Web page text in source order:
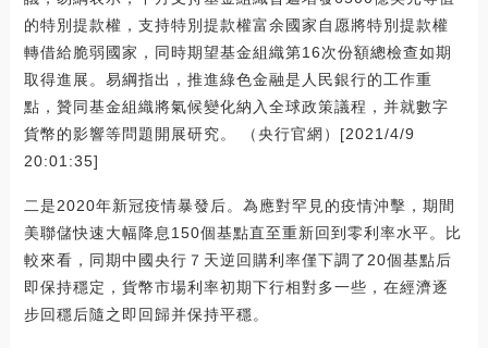
的特別提款權，支持特別提款權富余國家自愿將特別提款權
轉借給脆弱國家，同時期望基金組織第16次份額總檢查如期
取得進展。易綱指出，推進綠色金融是人民銀行的工作重
點，贊同基金組織將氣候變化納入全球政策議程，并就數字
貨幣的影響等問題開展研究。 （央行官網）[2021/4/9
20:01:35]
二是2020年新冠疫情暴發后。為應對罕見的疫情沖擊，期間
美聯儲快速大幅降息150個基點直至重新回到零利率水平。比
較來看，同期中國央行７天逆回購利率僅下調了20個基點后
即保持穩定，貨幣市場利率初期下行相對多一些，在經濟逐
步回穩后隨之即回歸并保持平穩。